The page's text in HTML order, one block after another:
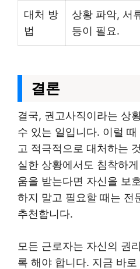
대처 방
법
상황 파악, 서
등이 필요.
결론
결국, 권고사직이라는 상
수 있는 일입니다. 이럴
고 적극적으로 대처하는
실한 상황에서도 침착하
움을 받는다면 자신을 보
하지 말고 필요할 때는 전
추천합니다.
모든 근로자는 자신의 권
록 해야 합니다. 지금 바